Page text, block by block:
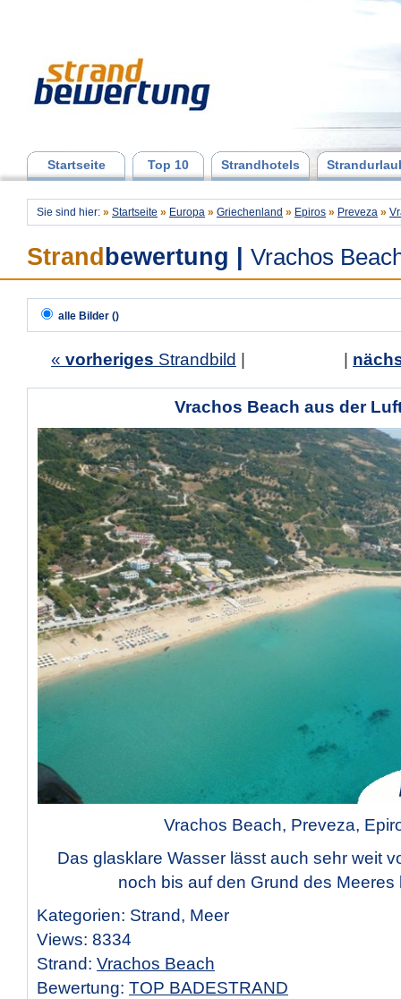
Startseite Top 10 Strandhotels
Sie sind hier: » Startseite » Europa » Griechenland » Epiros » Preveza »
Strand bewertung Vrachos
alle Bilder ()
« vorheriges Strandbild
Vrachos Beach aus der
Vrachos Beach, Preveza,
Das glasklare Wasser lässt auch sehr weit
noch bis auf den Grund des Meeres
Kategorien: Strand, Meer
Views: 8334
Strand: Vrachos Beach
Bewertung: TOP BADESTRAND